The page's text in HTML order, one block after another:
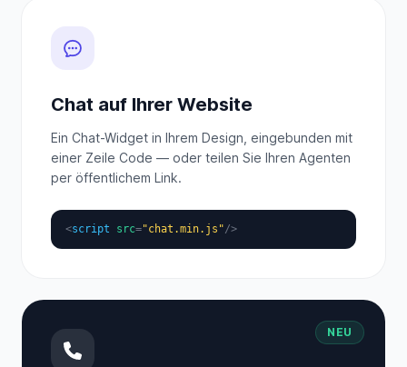
Chat auf Ihrer Website
Ein Chat-Widget in Ihrem Design, eingebunden mit
einer Zeile Code — oder teilen Sie Ihren Agenten
per öffentlichem Link.
<script src="chat.min.js"/>
NEU